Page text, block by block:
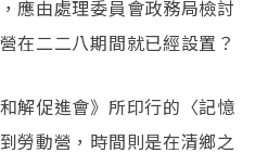
應由處理委員會政務局檢討
在二二八期間就已經設置？
解促進會》所印行的〈記憶
勞動營，時間則是在清鄉之